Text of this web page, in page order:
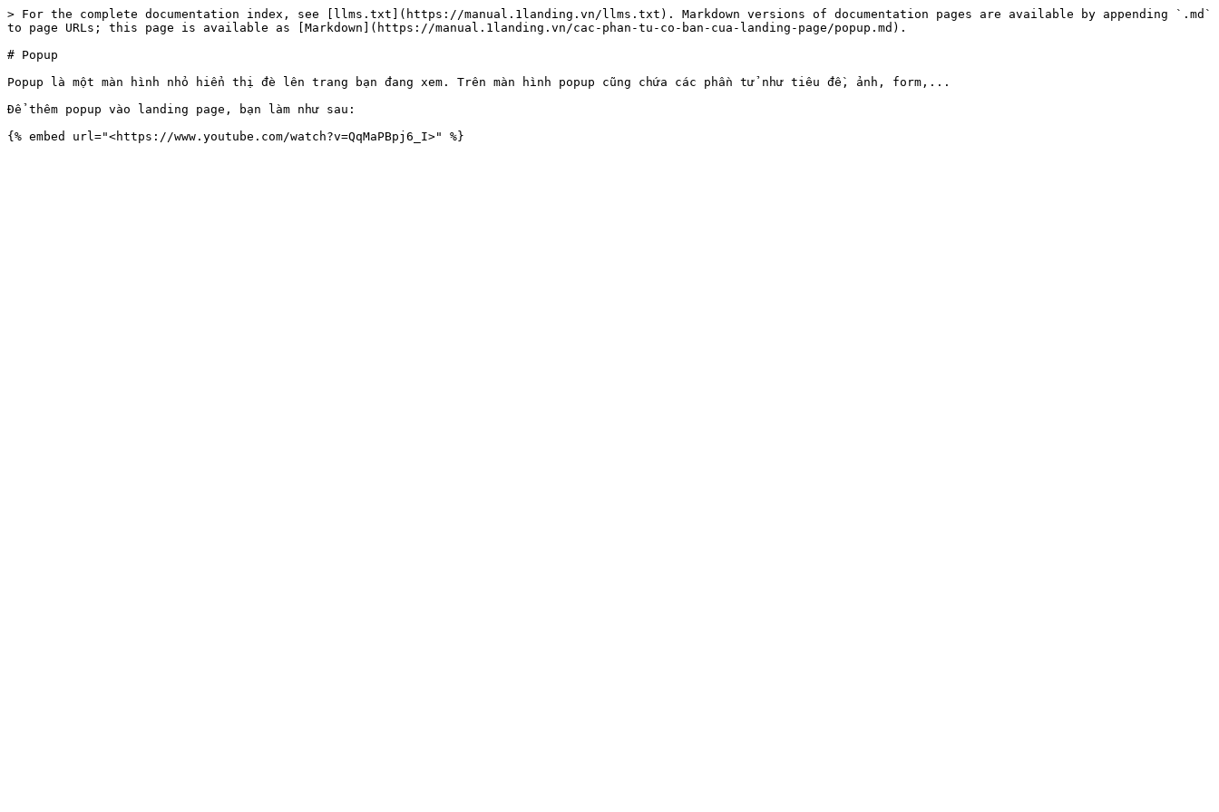
> For the complete documentation index, see [llms.txt](https://manual.1landing.vn/llms.txt). Markdown versions of documentation pages are available by appending `.md`
to page URLs; this page is available as [Markdown](https://manual.1landing.vn/cac-phan-tu-co-ban-cua-landing-page/popup.md).
# Popup
Popup là một màn hình nhỏ hiển thị đè lên trang bạn đang xem. Trên màn hình popup cũng chứa các phần tử như tiêu đề, ảnh, form,...
Để thêm popup vào landing page, bạn làm như sau: